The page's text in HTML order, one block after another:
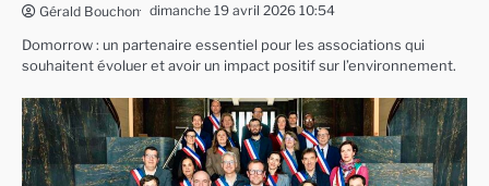
Gérald Bouchon dimanche 19 avril 2026 10:54
Domorrow : un partenaire essentiel pour les associations qui
souhaitent évoluer et avoir un impact positif sur l’environnement.